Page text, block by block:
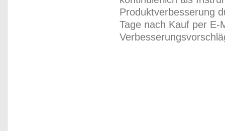
Produktverbesserung
Tage nach Kauf per E-